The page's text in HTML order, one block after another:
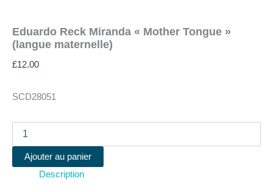
Eduardo Reck Miranda « Mother Tongue »
(langue maternelle)
£12.00
SCD28051
Eduardo
Reck
Miranda
Ajouter au panier
Description